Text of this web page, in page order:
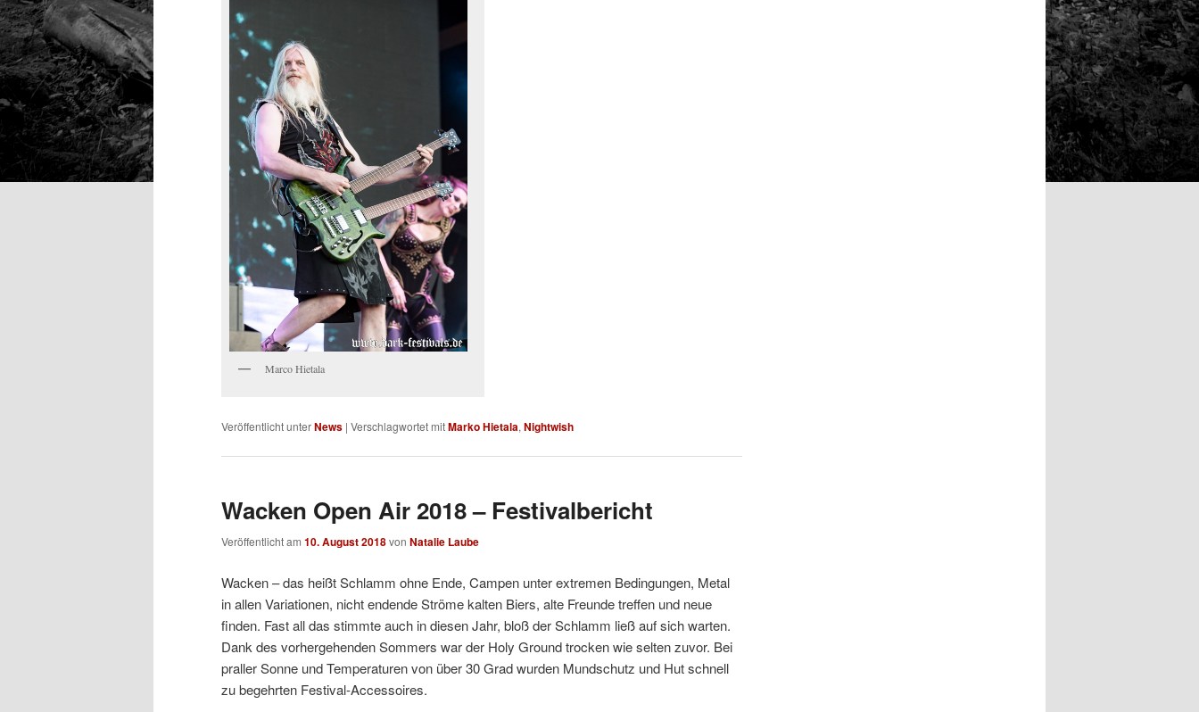
Marco Hietala
Veröffentlicht unterNews | Verschlagwortet mitMarko Hietala, Nightwish
Wacken Open Air 2018 – Festivalbericht
Veröffentlicht am 10. August 2018von Natalie Laube
Wacken – das heißt Schlamm ohne Ende, Campen unter extremen Bedingungen, Metal
in allen Variationen, nicht endende Ströme kalten Biers, alte Freunde treffen und neue
finden. Fast all das stimmte auch in diesen Jahr, bloß der Schlamm ließ auf sich warten.
Dank des vorhergehenden Sommers war der Holy Ground trocken wie selten zuvor. Bei
praller Sonne und Temperaturen von über 30 Grad wurden Mundschutz und Hut schnell
zu begehrten Festival-Accessoires.